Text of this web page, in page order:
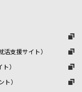
支援サイト）
）
）